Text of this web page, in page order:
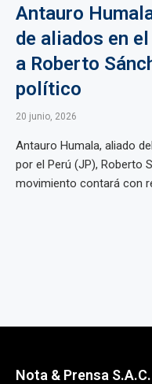
Antauro
de aliados en
a Roberto
político
20 junio, 2026
Antauro Humala, aliado
por el Perú (JP), Roberto
movimiento contará con
Nota & Prensa S.A.C.